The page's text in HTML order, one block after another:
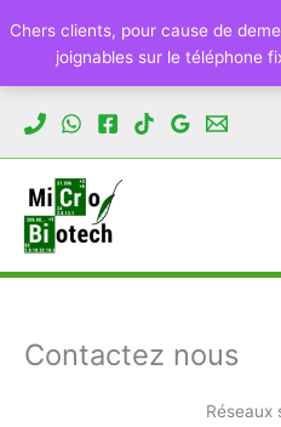
Chers clients, pour cause de
joignables sur le téléphone
Contactez nous
Réseaux